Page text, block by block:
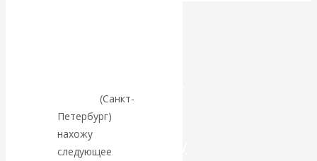
переход к
посткапитализму
Герцена(Санкт-
Петербург)
нахожу
следующее